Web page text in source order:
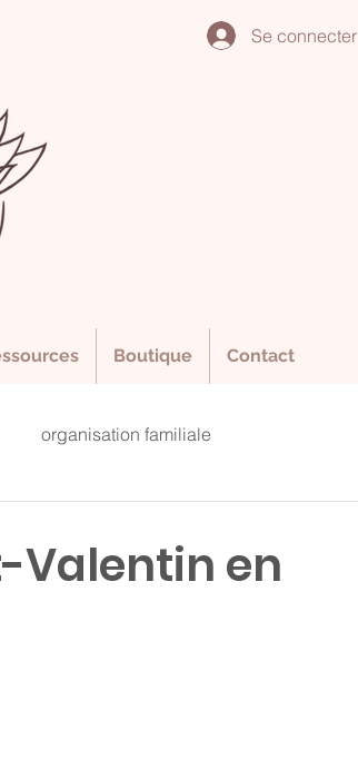
Se connecter
Boutique Contact
organisation familiale
Valentin en